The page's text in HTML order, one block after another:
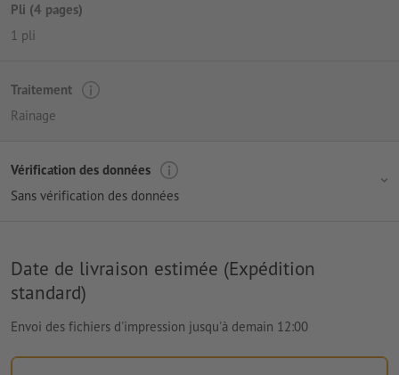
Pli (4 pages)
1 pli
Traitement
Rainage
Vérification des données
Sans vérification des données
Date de livraison estimée (Expédition
standard)
Envoi des fichiers d'impression jusqu'à demain 12:00